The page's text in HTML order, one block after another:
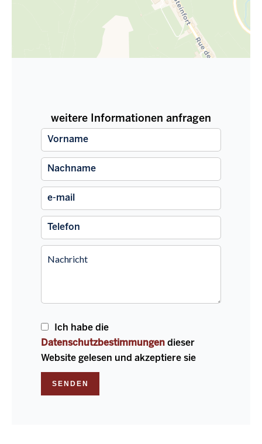
weitere Informationen anfragen
Ich habe die
Datenschutzbestimmungen dieser
Website gelesen und akzeptiere sie
SENDEN